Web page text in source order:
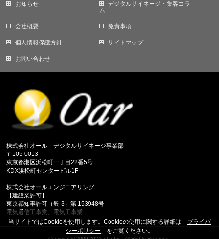
当サイトではCookieを使用します。Cookieの使用に関する詳細は「プライバ
シーポリシー 」をご覧ください。
お知らせ
デジタルサイネージ・集客コラ
ム
会社概要 免責事項
個人情報保護方針 サイトマップ
お問い合わせ
株式会社オール デジタルサイネージ事業部
〒105-0013
東京都港区浜松町一丁目22番5号
KDX浜松町センタービル1F
株式会社オールエンジニアリング
【建設業許可】
東京都知事許可（般-3）第 153948号
電気通信工事業、電気工事業